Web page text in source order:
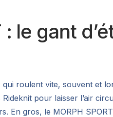
le gant
roulent vite, souvent et
pour laisser l’air
En gros, le MORPH